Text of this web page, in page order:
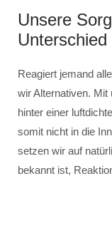
Unsere
Unterschied
Reagiert jemand
wir Alternativen.
hinter einer
somit nicht in die
setzen wir auf
bekannt ist,